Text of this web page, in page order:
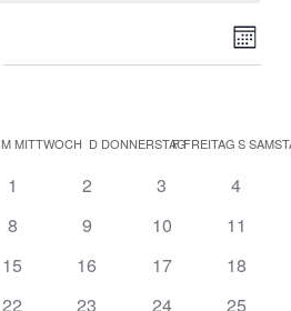
Monat
MMITTWOCH D DONNERSTAG
FFREITAGS
0
1
0
2
0
3
0
4
0
8
0
9
0
10
0
11
0
15
0
16
0
17
0
18
0
22
0
23
0
24
0
25